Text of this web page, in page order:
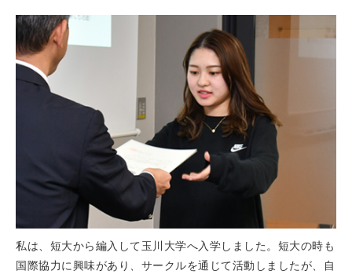
私は、短大から編入して玉川大学へ入学しました。短大の時も
国際協力に興味があり、サークルを通じて活動しましたが、自